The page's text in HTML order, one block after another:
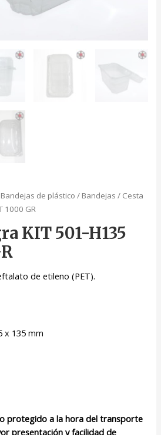
Bandejas de plástico / Bandejas / Cesta
1000 GR
KIT 501-H135
de etileno (PET).
x 135 mm
protegido a la hora del transporte
presentación y facilidad de